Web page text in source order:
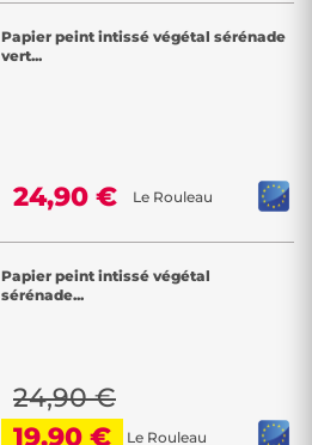
Papier peint intissé végétal sérénade
vert...
24,90 € Le Rouleau
Papier peint intissé végétal
sérénade...
24,90 €
19,90 €
Le Rouleau